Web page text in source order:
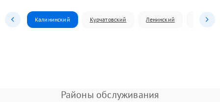
Калининский Курчатовский Ленинский
Районы обслуживания